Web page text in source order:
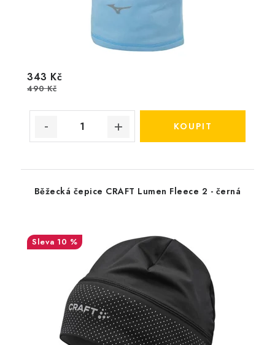
343 Kč
490 Kč
Běžecká čepice CRAFT Lumen Fleece 2 - černá
10 %